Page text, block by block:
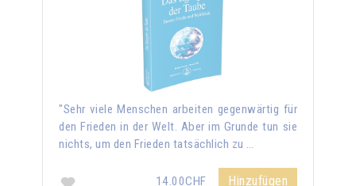
"Sehr viele Menschen arbeiten gegenwärtig für
den Frieden in der Welt. Aber im Grunde tun sie
nichts, um den Frieden tatsächlich zu …
14.00CHF Hinzufügen